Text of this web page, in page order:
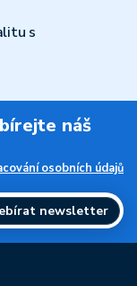
s
náš
osobních údajů
newsletter